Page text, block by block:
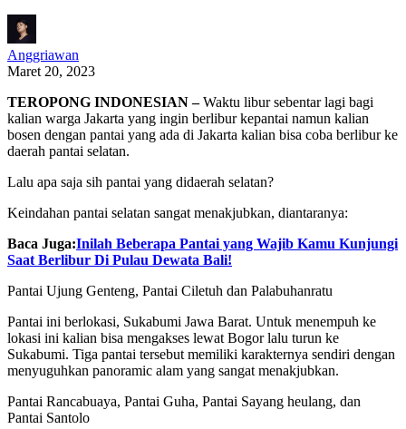
Anggriawan
Maret 20, 2023
TEROPONG INDONESIAN –Waktu libur sebentar lagi bagi
kalian warga Jakarta yang ingin berlibur kepantai namun kalian
bosen dengan pantai yang ada di Jakarta kalian bisa coba berlibur ke
daerah pantai selatan.
Lalu apa saja sih pantai yang didaerah selatan?
Keindahan pantai selatan sangat menakjubkan, diantaranya:
Baca Juga:Inilah Beberapa Pantai yang Wajib Kamu Kunjungi
Saat Berlibur Di Pulau Dewata Bali!
Pantai Ujung Genteng, Pantai Ciletuh dan Palabuhanratu
Pantai ini berlokasi, Sukabumi Jawa Barat. Untuk menempuh ke
lokasi ini kalian bisa mengakses lewat Bogor lalu turun ke
Sukabumi. Tiga pantai tersebut memiliki karakternya sendiri dengan
menyuguhkan panoramic alam yang sangat menakjubkan.
Pantai Rancabuaya, Pantai Guha, Pantai Sayang heulang, dan
Pantai Santolo